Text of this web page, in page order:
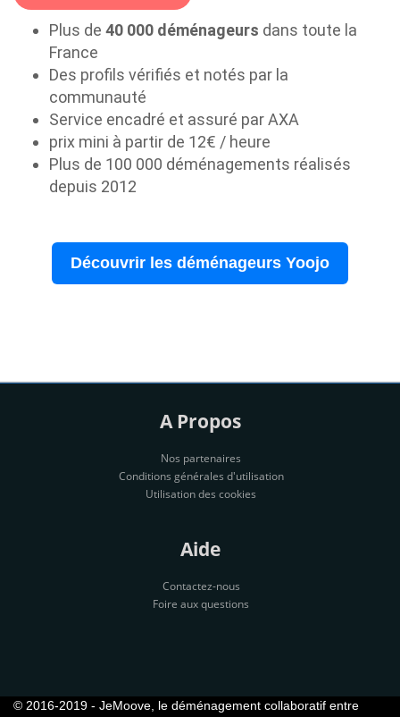
Plus de 40 000 déménageurs dans toute la
France
Des profils vérifiés et notés par la
communauté
Service encadré et assuré par AXA
prix mini à partir de 12€ / heure
Plus de 100 000 déménagements réalisés
depuis 2012
Découvrir les déménageurs Yoojo
A Propos
Nos partenaires
Conditions générales d'utilisation
Utilisation des cookies
Aide
Contactez-nous
Foire aux questions
© 2016-2019 - JeMoove, le déménagement collaboratif entre